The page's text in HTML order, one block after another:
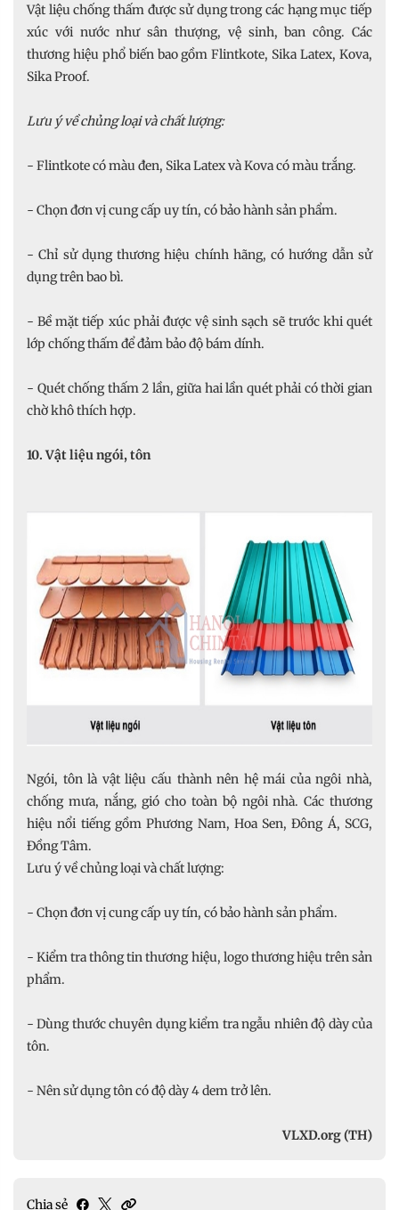
Vật liệu chống thấm được sử dụng trong các hạng mục tiếp
xúc với nước như sân thượng, vệ sinh, ban công. Các
thương hiệu phổ biến bao gồm Flintkote, Sika Latex, Kova,
Sika Proof.
Lưu ý về chủng loại và chất lượng:
- Flintkote có màu đen, Sika Latex và Kova có màu trắng.
- Chọn đơn vị cung cấp uy tín, có bảo hành sản phẩm.
- Chỉ sử dụng thương hiệu chính hãng, có hướng dẫn sử
dụng trên bao bì.
- Bề mặt tiếp xúc phải được vệ sinh sạch sẽ trước khi quét
lớp chống thấm để đảm bảo độ bám dính.
- Quét chống thấm 2 lần, giữa hai lần quét phải có thời gian
chờ khô thích hợp.
10. Vật liệu ngói, tôn
Ngói, tôn là vật liệu cấu thành nên hệ mái của ngôi nhà,
chống mưa, nắng, gió cho toàn bộ ngôi nhà. Các thương
hiệu nổi tiếng gồm Phương Nam, Hoa Sen, Đông Á, SCG,
Đồng Tâm.
Lưu ý về chủng loại và chất lượng:
- Chọn đơn vị cung cấp uy tín, có bảo hành sản phẩm.
- Kiểm tra thông tin thương hiệu, logo thương hiệu trên sản
phẩm.
- Dùng thước chuyên dụng kiểm tra ngẫu nhiên độ dày của
tôn.
- Nên sử dụng tôn có độ dày 4 dem trở lên.
VLXD.org (TH)
Chia sẻ